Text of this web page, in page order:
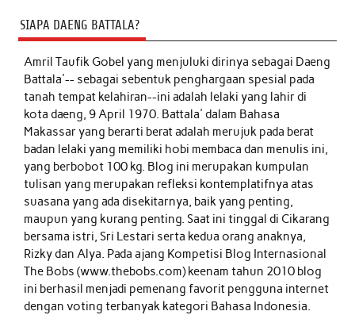
SIAPA DAENG BATTALA?
Amril Taufik Gobelyang menjuluki dirinya sebagai Daeng
Battala'-- sebagai sebentuk penghargaan spesial pada
tanah tempat kelahiran--ini adalah lelaki yang lahir di
kota daeng, 9 April 1970. Battala' dalam Bahasa
Makassar yang berarti berat adalah merujuk pada berat
badan lelaki yang memiliki hobi membaca dan menulis ini,
yang berbobot 100 kg. Blog ini merupakan kumpulan
tulisan yang merupakan refleksi kontemplatifnya atas
suasana yang ada disekitarnya, baik yang penting,
maupun yang kurang penting. Saat ini tinggal di Cikarang
bersama istri, Sri Lestari serta kedua orang anaknya,
Rizky dan Alya. Pada ajang Kompetisi Blog Internasional
The Bobs (www.thebobs.com) keenam tahun 2010 blog
ini berhasil menjadi pemenang favorit pengguna internet
dengan voting terbanyak kategori Bahasa Indonesia.